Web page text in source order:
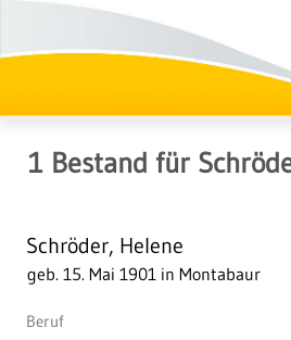
1 Bestand für
Schröder, Helene
geb. 15. Mai 1901 in Montabaur
Beruf